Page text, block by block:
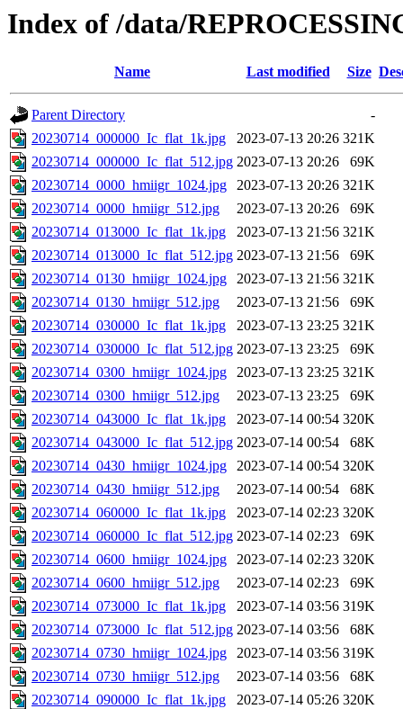
Index of /data/
Name Last modified Size
Parent Directory
-
20230714_000000_Ic_flat_1k.jpg
2023-07-13 20:26 321K
20230714_000000_Ic_flat_512.jpg 2023-07-13 20:26
69K
20230714_0000_hmiigr_1024.jpg
2023-07-13 20:26 321K
20230714_0000_hmiigr_512.jpg
2023-07-13 20:26
69K
20230714_013000_Ic_flat_1k.jpg
2023-07-13 21:56 321K
20230714_013000_Ic_flat_512.jpg 2023-07-13 21:56
69K
20230714_0130_hmiigr_1024.jpg
2023-07-13 21:56 321K
20230714_0130_hmiigr_512.jpg
2023-07-13 21:56
69K
20230714_030000_Ic_flat_1k.jpg
2023-07-13 23:25 321K
20230714_030000_Ic_flat_512.jpg 2023-07-13 23:25
69K
20230714_0300_hmiigr_1024.jpg
2023-07-13 23:25 321K
20230714_0300_hmiigr_512.jpg
2023-07-13 23:25
69K
20230714_043000_Ic_flat_1k.jpg
2023-07-14 00:54 320K
20230714_043000_Ic_flat_512.jpg 2023-07-14 00:54
68K
20230714_0430_hmiigr_1024.jpg
2023-07-14 00:54 320K
20230714_0430_hmiigr_512.jpg
2023-07-14 00:54
68K
20230714_060000_Ic_flat_1k.jpg
2023-07-14 02:23 320K
20230714_060000_Ic_flat_512.jpg 2023-07-14 02:23
69K
20230714_0600_hmiigr_1024.jpg
2023-07-14 02:23 320K
20230714_0600_hmiigr_512.jpg
2023-07-14 02:23
69K
20230714_073000_Ic_flat_1k.jpg
2023-07-14 03:56 319K
20230714_073000_Ic_flat_512.jpg 2023-07-14 03:56
68K
20230714_0730_hmiigr_1024.jpg
2023-07-14 03:56 319K
20230714_0730_hmiigr_512.jpg
2023-07-14 03:56
68K
20230714_090000_Ic_flat_1k.jpg
2023-07-14 05:26 320K